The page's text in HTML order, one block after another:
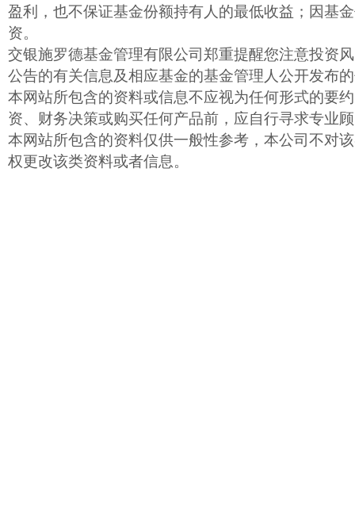
盈利，也不保证基金份额持有人的最低收益；因基
资。
交银施罗德基金管理有限公司郑重提醒您注意投资
公告的有关信息及相应基金的基金管理人公开发布
本网站所包含的资料或信息不应视为任何形式的要
资、财务决策或购买任何产品前，应自行寻求专业
本网站所包含的资料仅供一般性参考，本公司不对
权更改该类资料或者信息。